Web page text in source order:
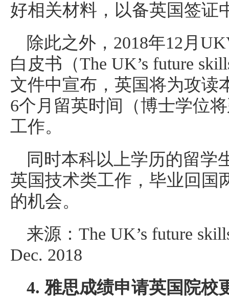
好相关材料，以备英国签证
除此之外，2018年12月
白皮书（The UK’s future
文件中宣布，英国将为攻读
6个月留英时间（博士学位
工作。
同时本科以上学历的留学
英国技术类工作，毕业回国
的机会。
来源：The UK’s future
Dec. 2018
4. 雅思成绩申请英国院校